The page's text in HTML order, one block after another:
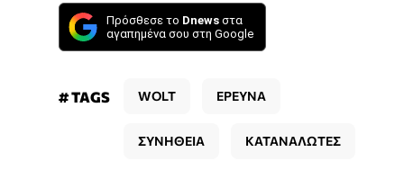
Πρόσθεσε το Dnews στα
αγαπημένα σου στη Google
# TAGS WOLT ΕΡΕΥΝΑ
ΣΥΝΗΘΕΙΑ ΚΑΤΑΝΑΛΩΤΕΣ